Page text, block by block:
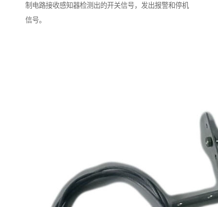
制电路接收感知器检测出的开关信号，发出报警和停机
信号。